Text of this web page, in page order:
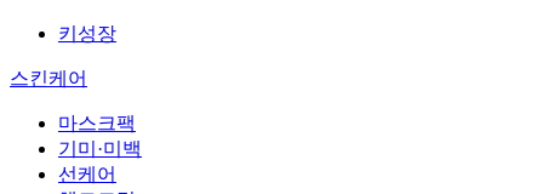
키성장
스킨케어
마스크팩
기미·미백
선케어